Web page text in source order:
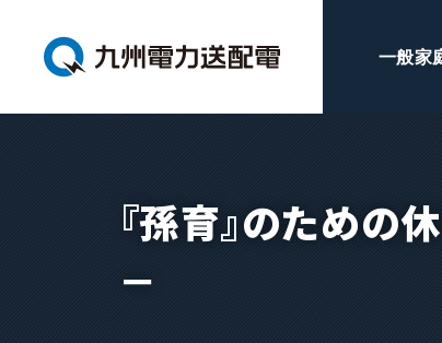
一般家
『孫育』のため
－